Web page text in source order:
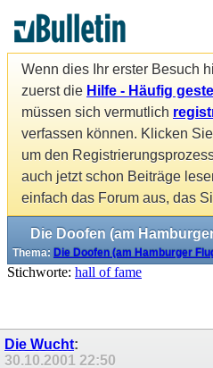
Wenn dies Ihr erster Besuch
zuerst die Hilfe - Häufig
müssen sich vermutlich
verfassen können. Klicken
um den
auch jetzt schon Beiträge
einfach das Forum aus, das
Die Doofen (am
Thema: Die Doofen (am Hamburger
Stichworte: hall of fame
Die Wucht:
30.10.2001 22:50